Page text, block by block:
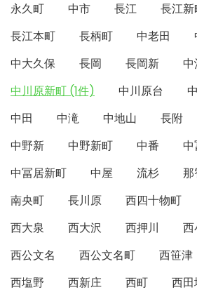
永久町
中市 長江 長江新
長江本町
長柄町 中老田
中大久保
長岡 長岡新 中
中川原新町 (1件)
中川原台
中田
中滝 中地山 長附
中野新
中野新町 中番
中冨居新町
中屋 流杉 那
南央町
長川原 西四十物町
西大泉
西大沢 西押川 西
西公文名
西公文名町 西笹津
西塩野
西新庄 西町
西